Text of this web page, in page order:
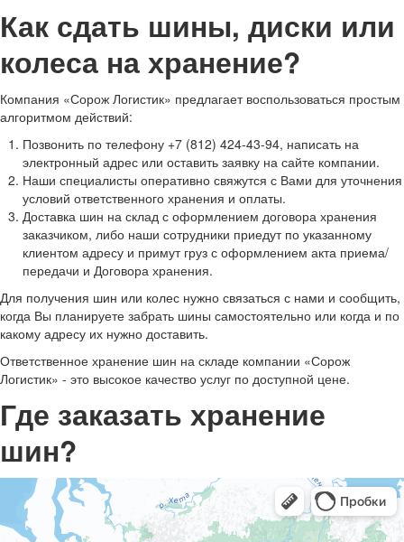
Как сдать шины, диски или
колеса на хранение?
Компания «Сорож Логистик» предлагает воспользоваться простым
алгоритмом действий:
Позвонить по телефону +7 (812) 424-43-94, написать на
электронный адрес или оставить заявку на сайте компании.
Наши специалисты оперативно свяжутся с Вами для уточнения
условий ответственного хранения и оплаты.
Доставка шин на склад с оформлением договора хранения
заказчиком, либо наши сотрудники приедут по указанному
клиентом адресу и примут груз с оформлением акта приема/
передачи и Договора хранения.
Для получения шин или колес нужно связаться с нами и сообщить,
когда Вы планируете забрать шины самостоятельно или когда и по
какому адресу их нужно доставить.
Ответственное хранение шин на складе компании «Сорож
Логистик» - это высокое качество услуг по доступной цене.
Где заказать хранение
шин?